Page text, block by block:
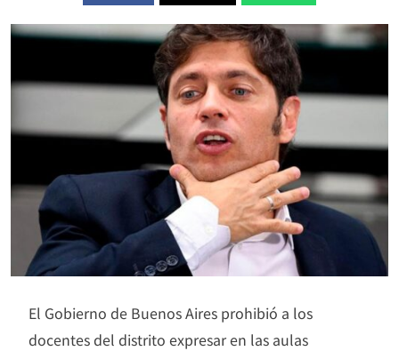
El Gobierno de Buenos Aires prohibió a los
docentes del distrito expresar en las aulas